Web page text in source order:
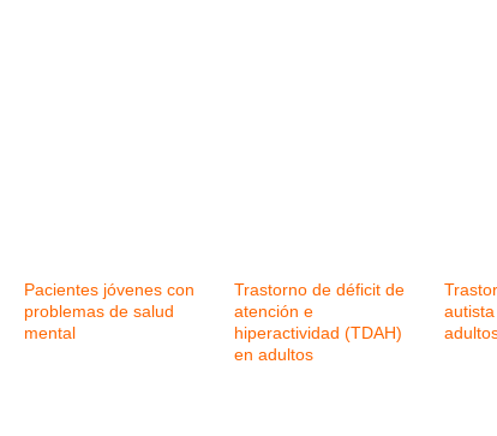
Pacientes jóvenes con
problemas de salud
mental
Trastorno de déficit de
atención e
hiperactividad (TDAH)
en adultos